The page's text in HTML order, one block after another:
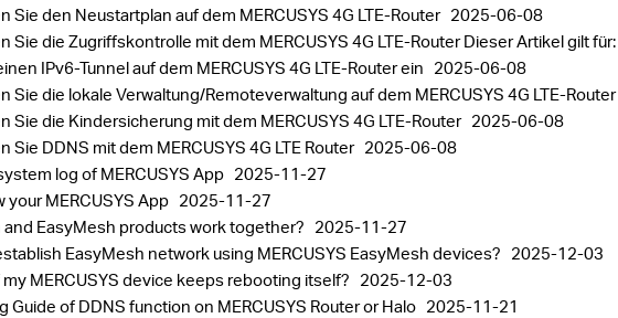
Sie den Neustartplan auf dem MERCUSYS 4G LTE-Router 2025-06-08
Sie die Zugriffskontrolle mit dem MERCUSYS 4G LTE-Router Dieser Artikel gilt für:
IPv6-Tunnel auf dem MERCUSYS 4G LTE-Router ein 2025-06-08
Sie die lokale Verwaltung/Remoteverwaltung auf dem MERCUSYS 4G LTE-Router
Sie die Kindersicherung mit dem MERCUSYS 4G LTE-Router 2025-06-08
Sie DDNS mit dem MERCUSYS 4G LTE Router 2025-06-08
log of MERCUSYS App 2025-11-27
MERCUSYS App 2025-11-27
and EasyMesh products work together? 2025-11-27
EasyMesh network using MERCUSYS EasyMesh devices? 2025-12-03
MERCUSYS device keeps rebooting itself? 2025-12-03
Guide of DDNS function on MERCUSYS Router or Halo 2025-11-21